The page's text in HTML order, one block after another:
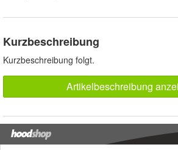
Kurzbeschreibung
Kurzbeschreibung folgt.
Artikelbeschreibung